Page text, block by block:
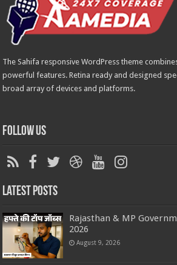
The Sahifa responsive WordPress theme
powerful features. Retina ready and designed
broad array of devices and platforms.
Follow Us
Latest Posts
Rajasthan & MP
2026
August 9, 2026